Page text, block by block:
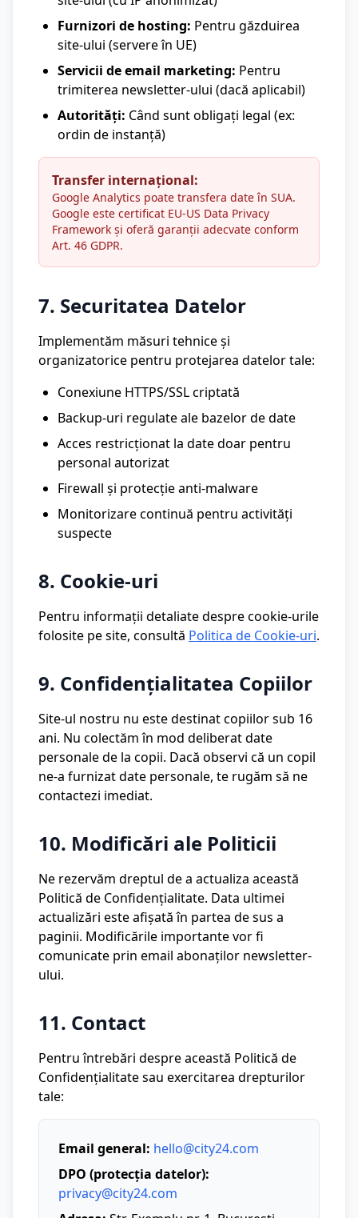
Furnizori de hosting: Pentru găzduirea
site-ului (servere în UE)
Servicii de email marketing: Pentru
trimiterea newsletter-ului (dacă aplicabil)
Autorități: Când sunt obligați legal (ex:
ordin de instanță)
Transfer internațional:
Google Analytics poate transfera date în SUA.
Google este certificat EU-US Data Privacy
Framework și oferă garanții adecvate conform
Art. 46 GDPR.
7. Securitatea Datelor
Implementăm măsuri tehnice și
organizatorice pentru protejarea datelor tale:
Conexiune HTTPS/SSL criptată
Backup-uri regulate ale bazelor de date
Acces restricționat la date doar pentru
personal autorizat
Firewall și protecție anti-malware
Monitorizare continuă pentru activități
suspecte
8. Cookie-uri
Pentru informații detaliate despre cookie-urile
folosite pe site, consultă Politica de Cookie-uri.
9. Confidențialitatea Copiilor
Site-ul nostru nu este destinat copiilor sub 16
ani. Nu colectăm în mod deliberat date
personale de la copii. Dacă observi că un copil
ne-a furnizat date personale, te rugăm să ne
contactezi imediat.
10. Modificări ale Politicii
Ne rezervăm dreptul de a actualiza această
Politică de Confidențialitate. Data ultimei
actualizări este afișată în partea de sus a
paginii. Modificările importante vor fi
comunicate prin email abonaților newsletter-
ului.
11. Contact
Pentru întrebări despre această Politică de
Confidențialitate sau exercitarea drepturilor
tale:
Email general: hello@city24.com
DPO (protecția datelor):
privacy@city24.com